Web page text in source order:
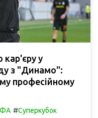
кар'єру у
з "Динамо":
професійному
#Суперкубок